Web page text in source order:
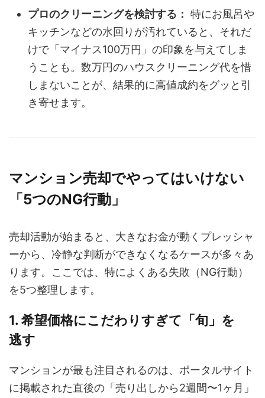
プロのクリーニングを検討する： 特にお風呂や
キッチンなどの水回りが汚れていると、それだ
けで「マイナス100万円」の印象を与えてしま
うことも。数万円のハウスクリーニング代を惜
しまないことが、結果的に高値成約をグッと引
き寄せます。
マンション売却でやってはいけない
「5つのNG行動」
売却活動が始まると、大きなお金が動くプレッシャ
ーから、冷静な判断ができなくなるケースが多々あ
ります。ここでは、特によくある失敗（NG行動）
を5つ整理します。
1. 希望価格にこだわりすぎて「旬」を
逃す
マンションが最も注目されるのは、ポータルサイト
に掲載された直後の「売り出しから2週間〜1ヶ月」